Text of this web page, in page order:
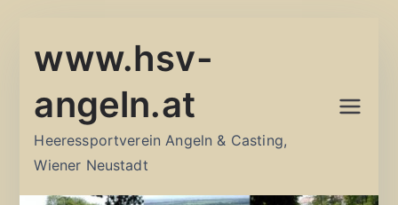
Inhalt
www.hsv-
angeln.at
Heeressportverein Angeln & Casting,
Wiener Neustadt